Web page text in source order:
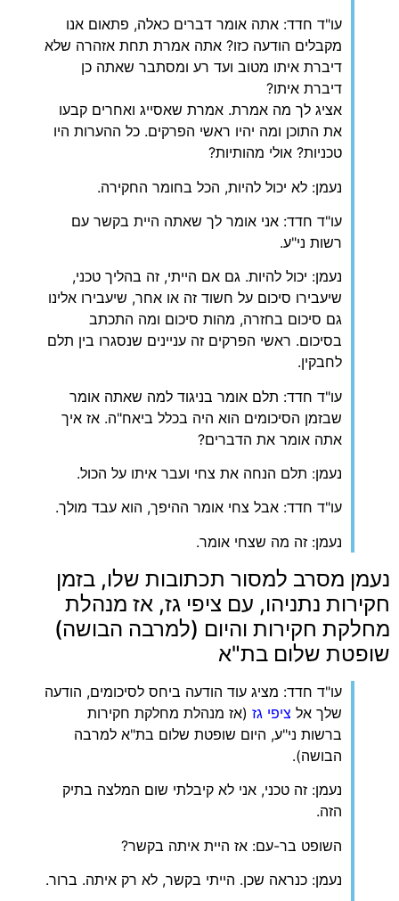
עו"ד חדד: אתה אומר דברים כאלה, פתאום אנו
מקבלים הודעה כזו? אתה אמרת תחת אזהרה שלא
דיברת איתו מטוב ועד רע ומסתבר שאתה כן
דיברת איתו?
אציג לך מה אמרת. אמרת שאסייג ואחרים קבעו
את התוכן ומה יהיו ראשי הפרקים. כל ההערות היו
טכניות? אולי מהותיות?
נעמן: לא יכול להיות, הכל בחומר החקירה.
עו"ד חדד: אני אומר לך שאתה היית בקשר עם
רשות ני"ע.
נעמן: יכול להיות. גם אם הייתי, זה בהליך טכני,
שיעבירו סיכום על חשוד זה או אחר, שיעבירו אלינו
גם סיכום בחזרה, מהות סיכום ומה התכתב
בסיכום. ראשי הפרקים זה עניינים שנסגרו בין תלם
לחבקין.
עו"ד חדד: תלם אומר בניגוד למה שאתה אומר
שבזמן הסיכומים הוא היה בכלל ביאח"ה. אז איך
אתה אומר את הדברים?
נעמן: תלם הנחה את צחי ועבר איתו על הכול.
עו"ד חדד: אבל צחי אומר ההיפך, הוא עבד מולך.
נעמן: זה מה שצחי אומר.
נעמן מסרב למסור תכתובות שלו, בזמן
חקירות נתניהו, עם ציפי גז, אז מנהלת
מחלקת חקירות והיום (למרבה הבושה)
שופטת שלום בת"א
עו"ד חדד: מציג עוד הודעה ביחס לסיכומים, הודעה
שלך אל ציפי גז (אז מנהלת מחלקת חקירות
ברשות ני"ע, היום שופטת שלום בת"א למרבה
הבושה).
נעמן: זה טכני, אני לא קיבלתי שום המלצה בתיק
הזה.
השופט בר-עם: אז היית איתה בקשר?
נעמן: כנראה שכן. הייתי בקשר, לא רק איתה. ברור.